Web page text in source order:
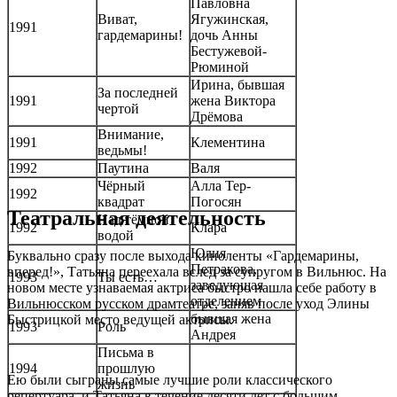
1991
Виват,
гардемарины!
Ягужинская,
дочь Анны
Бестужевой-
Рюминой
1991
За последней
чертой
Ирина, бывшая
жена Виктора
Дрёмова
1991
Внимание,
ведьмы!
Клементина
1992
Паутина
Валя
1992
Чёрный
квадрат
Алла Тер-
Погосян
1992
Над тёмной
водой
Клара
1993 Ты есть…
Юлия
Петракова,
заведующая
отделением
1993
Роль
бывшая жена
Андрея
1994
Письма в
прошлую
жизнь
Театральная деятельность
Буквально сразу после выхода киноленты «Гардемарины,
вперед!», Татьяна переехала вслед за супругом в Вильнюс. На
новом месте узнаваемая актриса быстро нашла себе работу в
Вильнюсском русском драмтеатре, заняв после уход Элины
Быстрицкой место ведущей актрисы.
Ею были сыграны самые лучшие роли классического